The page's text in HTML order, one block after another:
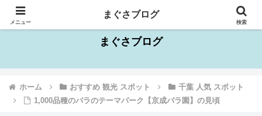
千葉県を中心としたお出かけスポット情報
まぐさブログ
ホーム おすすめ 観光 スポット
千葉 人気 スポット
1,000品種のバラのテーマパーク【京成バラ園】の見頃
メニュー
まぐさブログ
検索